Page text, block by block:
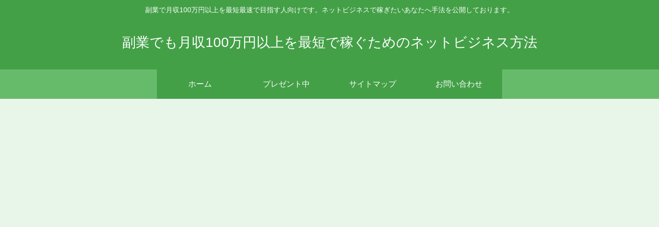
副業で月収100万円以上を最短最速で目指す人向けです。ネットビジネスで稼ぎたいあなたへ手法を公開しております。
副業でも月収100万円以上を最短で稼ぐためのネットビジネス方法
ホーム プレゼント中 サイトマップ お問い合わせ